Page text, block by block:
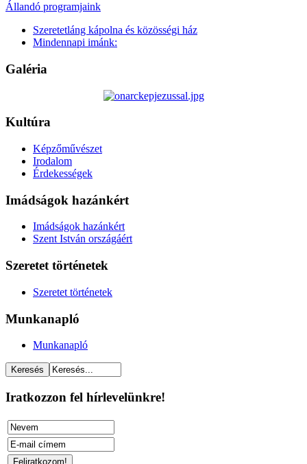
Állandó programjaink
Szeretetláng kápolna és közösségi ház
Mindennapi imánk:
Galéria
Kultúra
Képzőművészet
Irodalom
Érdekességek
Imádságok hazánkért
Imádságok hazánkért
Szent István országáért
Szeretet történetek
Szeretet történetek
Munkanapló
Munkanapló
Iratkozzon fel hírlevelünkre!